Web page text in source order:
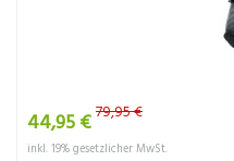
44,95 €79,95 €
inkl. 19% gesetzlicher MwSt.